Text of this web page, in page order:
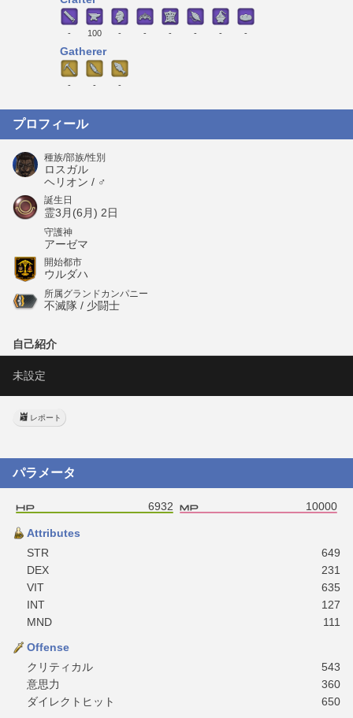
- 100 - - - - - -
Gatherer
- - -
プロフィール
種族/部族/性別
ロスガル
ヘリオン / ♂
誕生日
霊3月(6月) 2日
守護神
アーゼマ
開始都市
ウルダハ
所属グランドカンパニー
不滅隊 / 少闘士
自己紹介
未設定
レポート
パラメータ
6932 10000
Attributes
STR
649
DEX
231
VIT
635
INT
127
MND
111
Offense
クリティカル
543
意思力
360
ダイレクトヒット
650